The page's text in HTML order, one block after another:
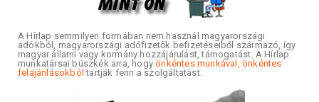
A Hírlap semmilyen formában nem használ magyarországi
adókból, magyarországi adófizetők befizetéseiből származó, így
magyar állami vagy kormány hozzájárulást, támogatást. A Hírlap
munkatársai büszkék arra, hogyönkéntes munkával, önkéntes
felajánlásokból tartják fenn a szolgáltatást.